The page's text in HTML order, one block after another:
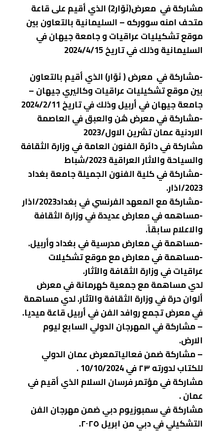
مشاركة في معرض(نَوّار2) الذي أقيم على قاعة
متحف امنه سووركه – السليمانية بالتعاون بين
موقع تشكيليات عراقيات و جامعة جيهان في
السليمانية وذلك في تاريخ 2024/4/15
-مشاركة في معرض ( نَوّار) الذي أقيم بالتعاون
بين موقع تشكيليات عراقيات وكاليري جيهان –
جامعة جيهان في أربيل وذلك في تاريخ 2024/2/11
-مشاركة في معرض هُن والعبق في العاصمة
الاردنية عمان تشرين الاول/2023
مشاركة في دائرة الفنون العامة في وزارة الثقافة
والسياحة والاثار العراقية 2023/شباط
-مشاركة في كلية الفنون الجميلة جامعة بغداد
2023/اذار.
-مشاركة مع المعهد الفرنسي في بغداد2023/اذار
-مساهمه في معارض عديدة في وزارة الثقافة
والاعلام سابقاََ.
-مساهمة في معارض مدرسية في بغداد وأربيل.
-مساهمة في معارض مع موقع تشكيلات
عراقيات في وزارة الثقافة والآثار.
لدي مساهمة مع جمعية كهرمانة في معرض
ألوان حرة في وزارة الثقافة والآثار. لدي مساهمة
في معرض تجمع روافد الفن في أربيل قاعة ميديا.
– مشاركة في المهرجان الدولي السابع ليوم
الارض.
– مشاركة ضمن فعالياتمعرض عمان الدولي
للكتاب لدورته ٢٣ في 10/10/2024 .
مشاركة في مؤتمر فرسان السلام الذي أقيم في
عمان .
مشاركة في سمبوزيوم دبي ضمن مهرجان الفن
التشكيلي في دبي من ابريل ٢٠٢٥.